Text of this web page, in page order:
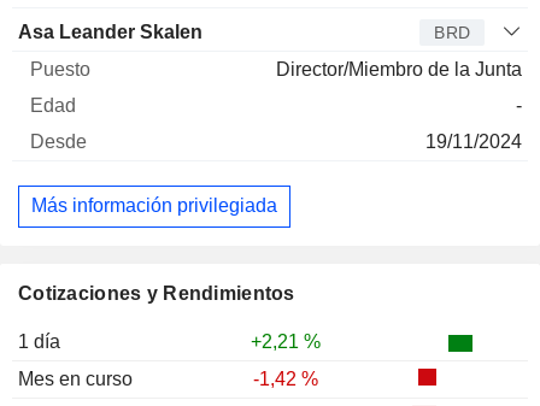
Cotizaciones y Rendimientos
1 día
+2,21 %
Mes en curso
-1,42 %
Asa Leander Skalen BRD
Director/Miembro de la Junta
-
19/11/2024
Más información privilegiada